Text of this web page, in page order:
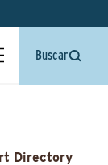
Buscar
Directory